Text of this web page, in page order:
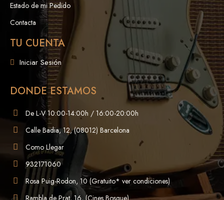
Estado de mi Pedido
Contacta
TU CUENTA
Iniciar Sesión
DONDE ESTAMOS
De L-V 10:00-14:00h / 16:00-20:00h
Calle Badia, 12, (08012) Barcelona
Como Llegar
932171060
Rosa Puig-Rodon, 10 (Gratuito* ver condiciones)